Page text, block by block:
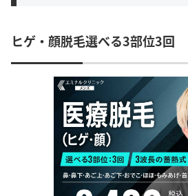
ヒゲ・顔脱毛選べる3部位3回